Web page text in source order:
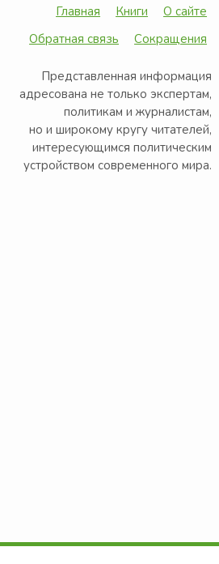
Главная Книги
О сайте
Обратная связь
Сокращения
Представленная информация
адресована не только экспертам,
политикам и журналистам,
но и широкому кругу читателей,
интересующимся политическим
устройством современного мира.